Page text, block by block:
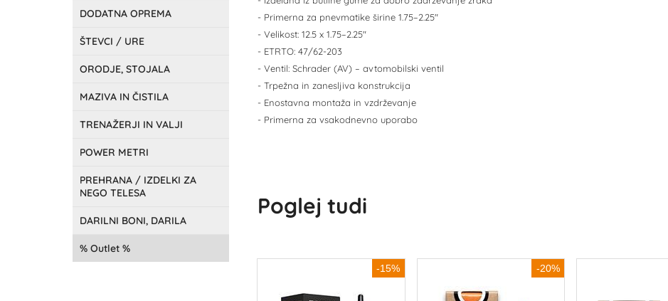
DODATNA OPREMA
ŠTEVCI / URE
ORODJE, STOJALA
MAZIVA IN ČISTILA
TRENAŽERJI IN VALJI
POWER METRI
PREHRANA / IZDELKI ZA
NEGO TELESA
DARILNI BONI, DARILA
Outlet
- Primerna za pnevmatike širine 1.75–2.25"
- Velikost: 12.5 x 1.75–2.25"
- ETRTO: 47/62-203
- Ventil: Schrader (AV) – avtomobilski ventil
- Trpežna in zanesljiva konstrukcija
- Enostavna montaža in vzdrževanje
- Primerna za vsakodnevno uporabo
Poglej tudi
-15% -20%